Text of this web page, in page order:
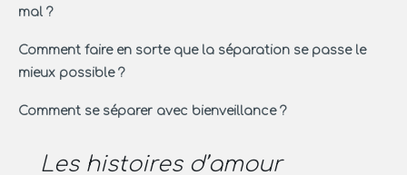
mal ?
Comment faire en sorte que la séparation se passe le
mieux possible ?
Comment se séparer avec bienveillance ?
Les histoires d’amour